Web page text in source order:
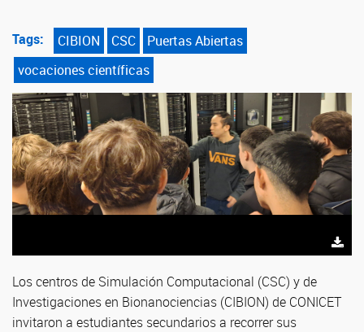
Tags: CIBION CSC
Puertas Abiertas
vocaciones científicas
Los centros de Simulación Computacional (CSC) y de
Investigaciones en Bionanociencias (CIBION) de CONICET
invitaron a estudiantes secundarios a recorrer sus